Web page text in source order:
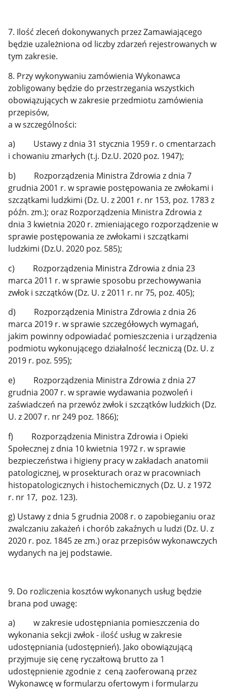
7. Ilość zleceń dokonywanych przez Zamawiającego
będzie uzależniona od liczby zdarzeń rejestrowanych w
tym zakresie.
8. Przy wykonywaniu zamówienia Wykonawca
zobligowany będzie do przestrzegania wszystkich
obowiązujących w zakresie przedmiotu zamówienia
przepisów,
a w szczególności:
a) Ustawy z dnia 31 stycznia 1959 r. o cmentarzach
i chowaniu zmarłych (t.j. Dz.U. 2020 poz. 1947);
b) Rozporządzenia Ministra Zdrowia z dnia 7
grudnia 2001 r. w sprawie postępowania ze zwłokami i
szczątkami ludzkimi (Dz. U. z 2001 r. nr 153, poz. 1783 z
późn. zm.); oraz Rozporządzenia Ministra Zdrowia z
dnia 3 kwietnia 2020 r. zmieniającego rozporządzenie w
sprawie postępowania ze zwłokami i szczątkami
ludzkimi (Dz.U. 2020 poz. 585);
c) Rozporządzenia Ministra Zdrowia z dnia 23
marca 2011 r. w sprawie sposobu przechowywania
zwłok i szczątków (Dz. U. z 2011 r. nr 75, poz. 405);
d) Rozporządzenia Ministra Zdrowia z dnia 26
marca 2019 r. w sprawie szczegółowych wymagań,
jakim powinny odpowiadać pomieszczenia i urządzenia
podmiotu wykonującego działalność leczniczą (Dz. U. z
2019 r. poz. 595);
e) Rozporządzenia Ministra Zdrowia z dnia 27
grudnia 2007 r. w sprawie wydawania pozwoleń i
zaświadczeń na przewóz zwłok i szczątków ludzkich (Dz.
U. z 2007 r. nr 249 poz. 1866);
f) Rozporządzenia Ministra Zdrowia i Opieki
Społecznej z dnia 10 kwietnia 1972 r. w sprawie
bezpieczeństwa i higieny pracy w zakładach anatomii
patologicznej, w prosekturach oraz w pracowniach
histopatologicznych i histochemicznych (Dz. U. z 1972
r. nr 17, poz. 123).
g) Ustawy z dnia 5 grudnia 2008 r. o zapobieganiu oraz
zwalczaniu zakażeń i chorób zakaźnych u ludzi (Dz. U. z
2020 r. poz. 1845 ze zm.) oraz przepisów wykonawczych
wydanych na jej podstawie.
9. Do rozliczenia kosztów wykonanych usług będzie
brana pod uwagę:
a) w zakresie udostępniania pomieszczenia do
wykonania sekcji zwłok - ilość usług w zakresie
udostępniania (udostępnień). Jako obowiązującą
przyjmuje się cenę ryczałtową brutto za 1
udostępnienie zgodnie z ceną zaoferowaną przez
Wykonawcę w formularzu ofertowym i formularzu